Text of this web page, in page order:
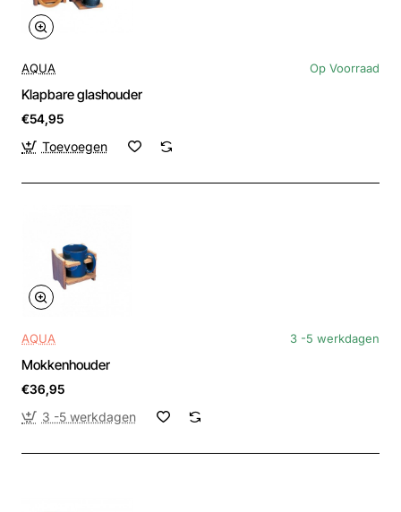
AQUA Op Voorraad
Klapbare glashouder
€54,95
Toevoegen
AQUA 3 -5 werkdagen
Mokkenhouder
€36,95
3 -5 werkdagen